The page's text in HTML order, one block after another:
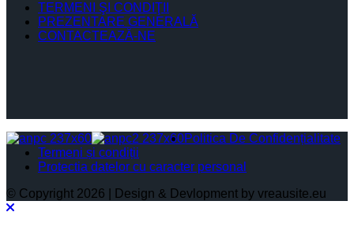
TERMENI ŞI CONDIŢII
PREZENTARE GENERALĂ
CONTACTEAZĂ-NE
Politica De Confidențialitate
Termeni și condiții
Protectia datelor cu caracter personal
© Copyright 2026 | Design & Devlopment by vreausite.eu